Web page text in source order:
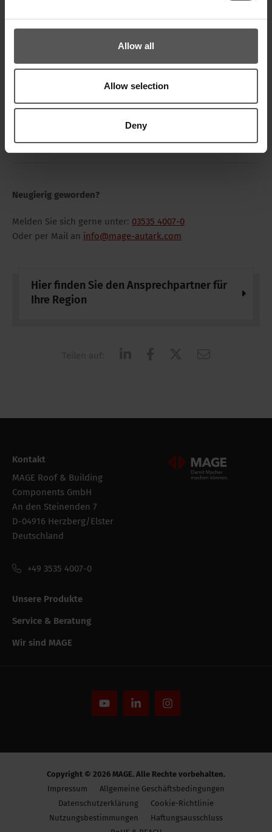
Allow all
Allow selection
Deny
3DVerschattungsanalyse, Modulbelegung in 3D
professionellen Simulation
Logistikservicekomplett aus einer Hand
Unterstützung bei der Erstmontage des MAGE
Garantie – nur ein Ansprechpartner für die gesamte
Neugierig geworden?
Melden Sie sich gerne unter: 03535 4007-0
Oder per Mail an info@mage-autark.com
Hier finden Sie den Ansprechpartner für
Ihre Region
Mageroof Logo Footer
Kontakt
MAGE Roof & Building
Components GmbH
An den Steinenden 7
D-04916 Herzberg/Elster
Deutschland
+49 3535 4007-0
Unsere Produkte
Service & Beratung
Wir sind MAGE
Copyright © 2026 MAGE. Alle Rechte vorbehalten.
Impressum
Allgemeine Geschäftsbedingungen
Datenschutzerklärung
Cookie-Richtlinie
Nutzungsbestimmungen
Haftungsausschluss